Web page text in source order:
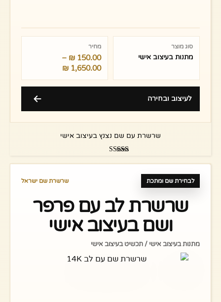
סוג מוצר
מתנות בעיצוב אישי
מחיר
150.00
₪
–
1,650.00
₪
לעיצוב ובחירה
שרשרת עם שם נצנץ בעיצוב אישי
5.00
לבחירת שם ומתכת שרשרת שם ישראל
שרשרת לב עם פרפר
ושם בעיצוב אישי
מתנות בעיצוב אישי / תכשיט בעיצוב אישי